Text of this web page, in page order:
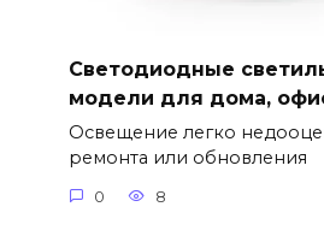
Светодиодные
модели для дома,
Освещение легко
ремонта или обновления
0 8